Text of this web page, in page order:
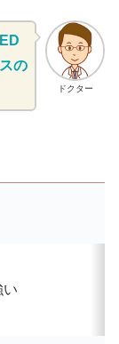
ドクター
の
い